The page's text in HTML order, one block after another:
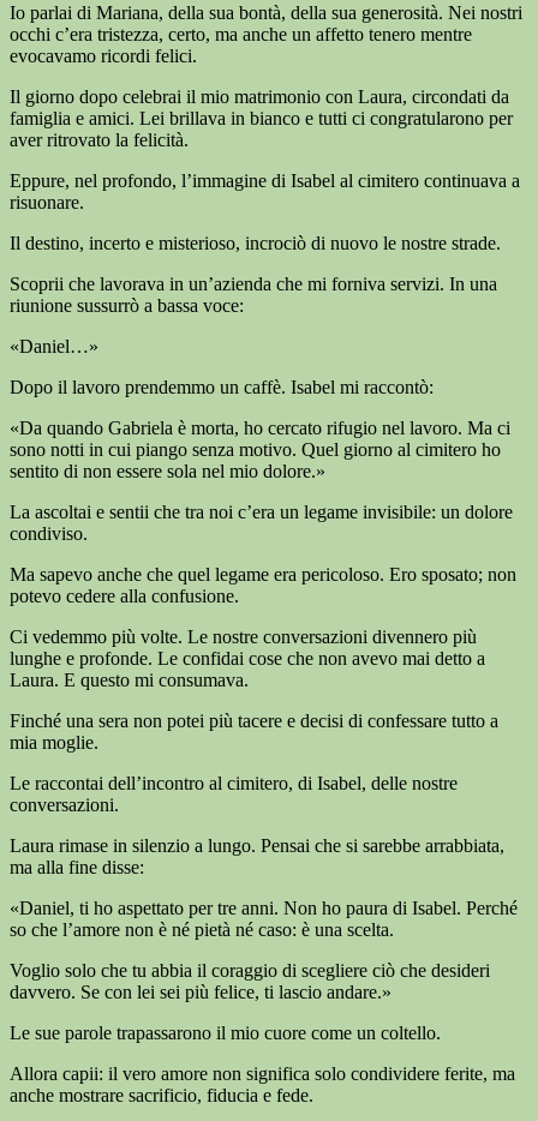
Io parlai di Mariana, della sua bontà, della sua generosità. Nei nostri
occhi c’era tristezza, certo, ma anche un affetto tenero mentre
evocavamo ricordi felici.
Il giorno dopo celebrai il mio matrimonio con Laura, circondati da
famiglia e amici. Lei brillava in bianco e tutti ci congratularono per
aver ritrovato la felicità.
Eppure, nel profondo, l’immagine di Isabel al cimitero continuava a
risuonare.
Il destino, incerto e misterioso, incrociò di nuovo le nostre strade.
Scoprii che lavorava in un’azienda che mi forniva servizi. In una
riunione sussurrò a bassa voce:
«Daniel…»
Dopo il lavoro prendemmo un caffè. Isabel mi raccontò:
«Da quando Gabriela è morta, ho cercato rifugio nel lavoro. Ma ci
sono notti in cui piango senza motivo. Quel giorno al cimitero ho
sentito di non essere sola nel mio dolore.»
La ascoltai e sentii che tra noi c’era un legame invisibile: un dolore
condiviso.
Ma sapevo anche che quel legame era pericoloso. Ero sposato; non
potevo cedere alla confusione.
Ci vedemmo più volte. Le nostre conversazioni divennero più
lunghe e profonde. Le confidai cose che non avevo mai detto a
Laura. E questo mi consumava.
Finché una sera non potei più tacere e decisi di confessare tutto a
mia moglie.
Le raccontai dell’incontro al cimitero, di Isabel, delle nostre
conversazioni.
Laura rimase in silenzio a lungo. Pensai che si sarebbe arrabbiata,
ma alla fine disse:
«Daniel, ti ho aspettato per tre anni. Non ho paura di Isabel. Perché
so che l’amore non è né pietà né caso: è una scelta.
Voglio solo che tu abbia il coraggio di scegliere ciò che desideri
davvero. Se con lei sei più felice, ti lascio andare.»
Le sue parole trapassarono il mio cuore come un coltello.
Allora capii: il vero amore non significa solo condividere ferite, ma
anche mostrare sacrificio, fiducia e fede.